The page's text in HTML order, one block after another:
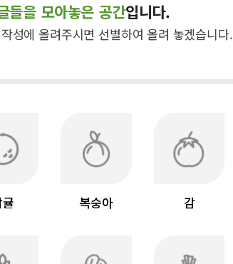
들을 모아놓은 공간입니다.
성에 올려주시면 선별하여 올려 놓겠습니다.
복숭아 감